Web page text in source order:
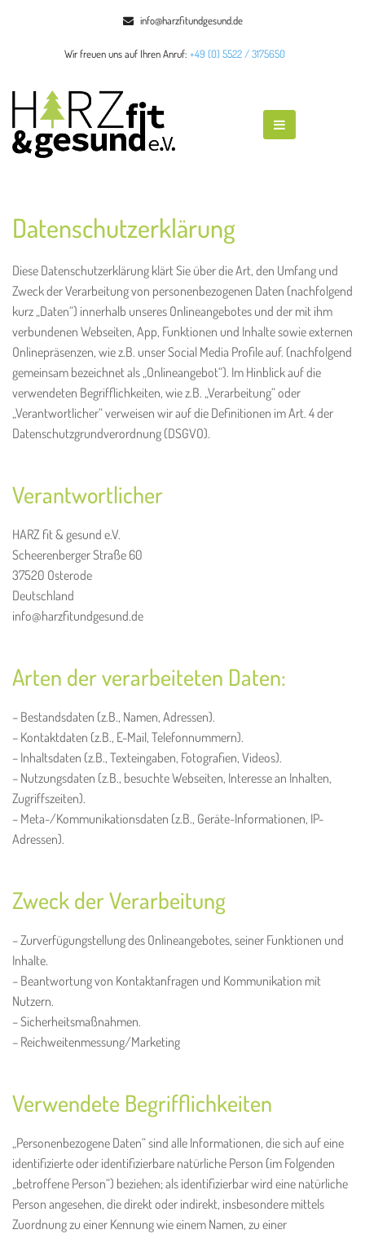
info@harzfitundgesund.de
Wir freuen uns auf Ihren Anruf: +49 (0) 5522 / 3175650
Datenschutzerklärung
Diese Datenschutzerklärung klärt Sie über die Art, den Umfang und
Zweck der Verarbeitung von personenbezogenen Daten (nachfolgend
kurz „Daten“) innerhalb unseres Onlineangebotes und der mit ihm
verbundenen Webseiten, App, Funktionen und Inhalte sowie externen
Onlinepräsenzen, wie z.B. unser Social Media Profile auf. (nachfolgend
gemeinsam bezeichnet als „Onlineangebot“). Im Hinblick auf die
verwendeten Begrifflichkeiten, wie z.B. „Verarbeitung“ oder
„Verantwortlicher“ verweisen wir auf die Definitionen im Art. 4 der
Datenschutzgrundverordnung (DSGVO).
Verantwortlicher
HARZ fit & gesund e.V.
Scheerenberger Straße 60
37520 Osterode
Deutschland
info@harzfitundgesund.de
Arten der verarbeiteten Daten:
– Bestandsdaten (z.B., Namen, Adressen).
– Kontaktdaten (z.B., E-Mail, Telefonnummern).
– Inhaltsdaten (z.B., Texteingaben, Fotografien, Videos).
– Nutzungsdaten (z.B., besuchte Webseiten, Interesse an Inhalten,
Zugriffszeiten).
– Meta-/Kommunikationsdaten (z.B., Geräte-Informationen, IP-
Adressen).
Zweck der Verarbeitung
– Zurverfügungstellung des Onlineangebotes, seiner Funktionen und
Inhalte.
– Beantwortung von Kontaktanfragen und Kommunikation mit
Nutzern.
– Sicherheitsmaßnahmen.
– Reichweitenmessung/Marketing
Verwendete Begrifflichkeiten
„Personenbezogene Daten“ sind alle Informationen, die sich auf eine
identifizierte oder identifizierbare natürliche Person (im Folgenden
„betroffene Person“) beziehen; als identifizierbar wird eine natürliche
Person angesehen, die direkt oder indirekt, insbesondere mittels
Zuordnung zu einer Kennung wie einem Namen, zu einer